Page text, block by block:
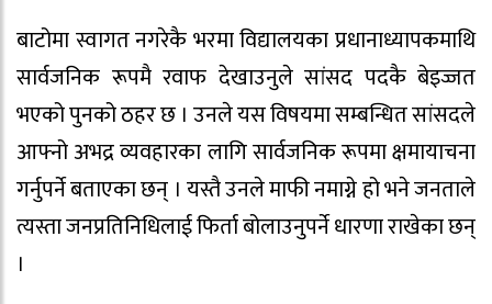
बाटोमा स्वागत नगरेकै भरमा विद्यालयका प्रधानाध्यापकमाथि
सार्वजनिक रूपमै रवाफ देखाउनुले सांसद पदकै बेइज्जत
भएको पुनको ठहर छ । उनले यस विषयमा सम्बन्धित सांसदले
आफ्नो अभद्र व्यवहारका लागि सार्वजनिक रूपमा क्षमायाचना
गर्नुपर्ने बताएका छन् । यस्तै उनले माफी नमाग्ने हो भने जनताले
त्यस्ता जनप्रतिनिधिलाई फिर्ता बोलाउनुपर्ने धारणा राखेका छन्
।